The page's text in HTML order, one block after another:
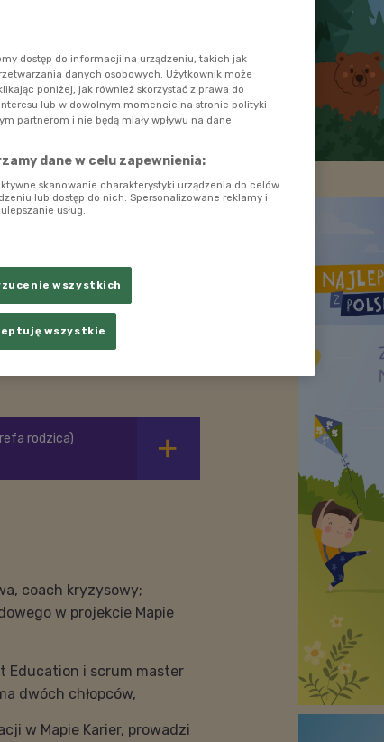
rodzica)
coach kryzysowy;
w projekcie Mapie
Education i scrum master
dwóch chłopców,
w Mapie Karier, prowadzi
dostęp do informacji na urządzeniu, takich jak
danych osobowych. Użytkownik może
poniżej, jak również skorzystać z prawa do
lub w dowolnym momencie na stronie polityki
partnerom i nie będą miały wpływu na dane
dane w celu zapewnienia:
skanowanie charakterystyki urządzenia do celów
lub dostęp do nich. Spersonalizowane reklamy i
usług.
wszystkich
wszystkie